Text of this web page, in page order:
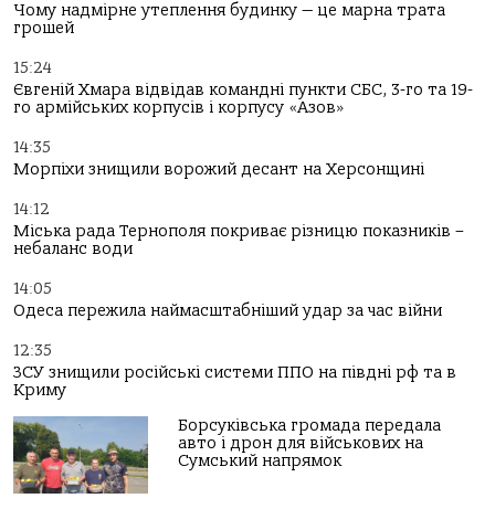
Чому надмірне утеплення будинку — це марна трата
грошей
15:24
Євгеній Хмара відвідав командні пункти СБС, 3-го та 19-
го армійських корпусів і корпусу «Азов»
14:35
Морпіхи знищили ворожий десант на Херсонщині
14:12
Міська рада Тернополя покриває різницю показників –
небаланс води
14:05
Одеса пережила наймасштабніший удар за час війни
12:35
ЗСУ знищили російські системи ППО на півдні рф та в
Криму
Борсуківська громада передала
авто і дрон для військових на
Сумський напрямок